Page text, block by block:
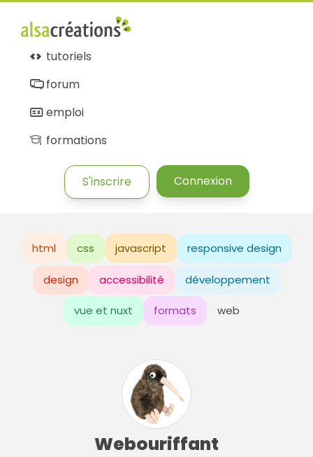
tutoriels
forum
emploi
formations
S'inscrire Connexion
html css javascript responsive design
design accessibilité développement
vue et nuxt formats web
Webouriffant